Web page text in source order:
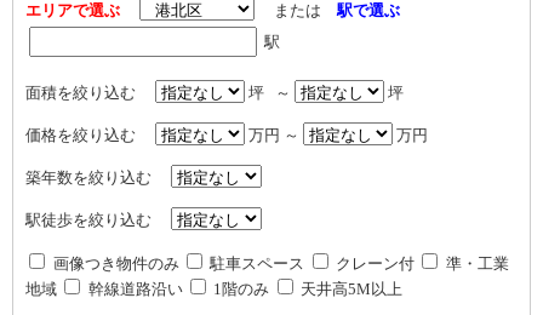
エリアで選ぶ または駅で選ぶ
駅
面積を絞り込む 坪 ～ 坪
価格を絞り込む 万円 ～ 万円
築年数を絞り込む
駅徒歩を絞り込む
画像つき物件のみ 駐車スペース クレーン付
準・工業
地域
幹線道路沿い 1階のみ 天井高5M以上